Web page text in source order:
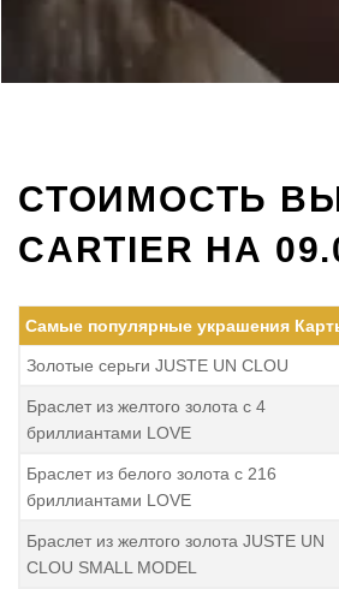
СТОИМОСТЬ
CARTIER НА
Самые популярные украшения
Золотые серьги JUSTE UN CLOU
Браслет из желтого золота с 4
бриллиантами LOVE
Браслет из белого золота с 216
бриллиантами LOVE
Браслет из желтого золота JUSTE UN
CLOU SMALL MODEL